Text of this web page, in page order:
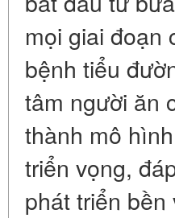
mọi giai đoạn
bệnh tiểu
tâm người ăn
thành mô
triển vọng,
phát triển